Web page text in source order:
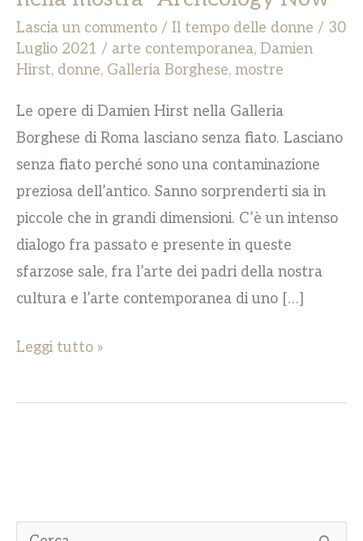
Lascia un commento / Il tempo delle donne / 30
Luglio 2021 / arte contemporanea, Damien
Hirst, donne, Galleria Borghese, mostre
Le opere di Damien Hirst nella Galleria
Borghese di Roma lasciano senza fiato. Lasciano
senza fiato perché sono una contaminazione
preziosa dell’antico. Sanno sorprenderti sia in
piccole che in grandi dimensioni. C’è un intenso
dialogo fra passato e presente in queste
sfarzose sale, fra l’arte dei padri della nostra
cultura e l’arte contemporanea di uno […]
Leggi tutto »